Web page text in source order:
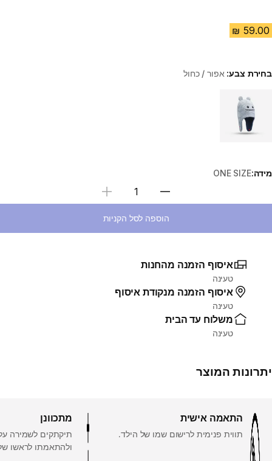
בחירת צבע: אפור / כחול
Choose a variant
מידה:ONE SIZE
בחירת כמות
הוספה לסל הקניות
איסוף הזמנה מהחנות
טעינה
איסוף הזמנה מנקודת איסוף
טעינה
משלוח עד הבית
טעינה
יתרונות המוצר
התאמה אישית
תווית פנימית לרישום שמו של הילד.
מתכוונן
תיקתקים לשמירה
ולהתאמתו לראשו